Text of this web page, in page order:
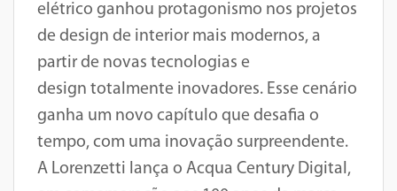
elétrico ganhou protagonismo nos projetos
de design de interior mais modernos, a
partir de novas tecnologias e
design totalmente inovadores. Esse cenário
ganha um novo capítulo que desafia o
tempo, com uma inovação surpreendente.
A Lorenzetti lança o Acqua Century Digital,